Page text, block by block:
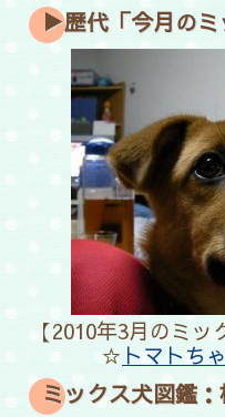
▶歴代「今月の
【2010年3月のミ
☆ トマトち
ミックス犬図鑑